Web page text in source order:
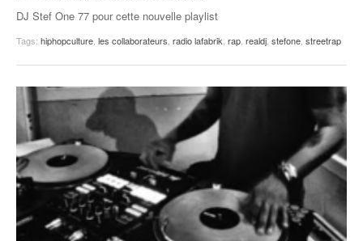
DJ Stef One 77 pour cette nouvelle playlist
Tags: hiphopculture les collaborateurs radio lafabrik rap realdj stefone streetrap